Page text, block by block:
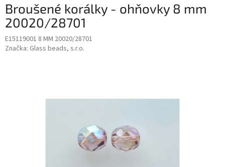
Broušené korálky - ohňovky 8 mm
20020/28701
E15119001 8 MM 20020/28701
Značka: Glass beads, s.r.o.